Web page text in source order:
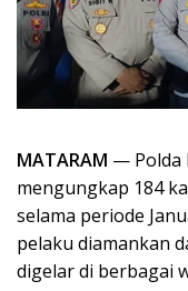
MATARAM — Polda
mengungkap 184
selama periode
pelaku diamankan
digelar di berbagai